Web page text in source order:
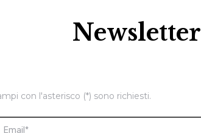
Newsletter
con l'asterisco (*) sono richiesti.